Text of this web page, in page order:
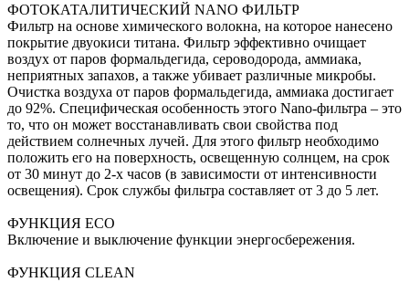
ФОТОКАТАЛИТИЧЕСКИЙ NANO ФИЛЬТР
Фильтр на основе химического волокна, на которое нанесено
покрытие двуокиси титана. Фильтр эффективно очищает
воздух от паров формальдегида, сероводорода, аммиака,
неприятных запахов, а также убивает различные микробы.
Очистка воздуха от паров формальдегида, аммиака достигает
до 92%. Специфическая особенность этого Nano-фильтра – это
то, что он может восстанавливать свои свойства под
действием солнечных лучей. Для этого фильтр необходимо
положить его на поверхность, освещенную солнцем, на срок
от 30 минут до 2-х часов (в зависимости от интенсивности
освещения). Срок службы фильтра составляет от 3 до 5 лет.
ФУНКЦИЯ ECO
Включение и выключение функции энергосбережения.
ФУНКЦИЯ CLEAN